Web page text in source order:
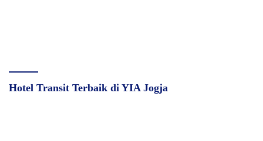
Hotel Transit Terbaik di YIA Jogja